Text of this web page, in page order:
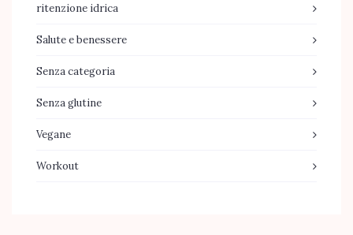
ritenzione idrica
Salute e benessere
Senza categoria
Senza glutine
Vegane
Workout